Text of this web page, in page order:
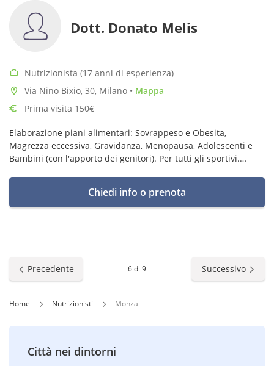
Dott. Donato Melis
Nutrizionista (17 anni di esperienza)
Via Nino Bixio, 30, Milano • Mappa
Prima visita 150€
Elaborazione piani alimentari: Sovrappeso e Obesita,
Magrezza eccessiva, Gravidanza, Menopausa, Adolescenti e
Bambini (con l'apporto dei genitori). Per tutti gli sportivi.
Chiedi info o prenota
Precedente 6 di 9 Successivo
Home Nutrizionisti Monza
Città nei dintorni